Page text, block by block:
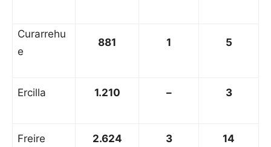
Curarrehu
e
881 1 5
Ercilla 1.210 – 3
Freire 2.624 3 14